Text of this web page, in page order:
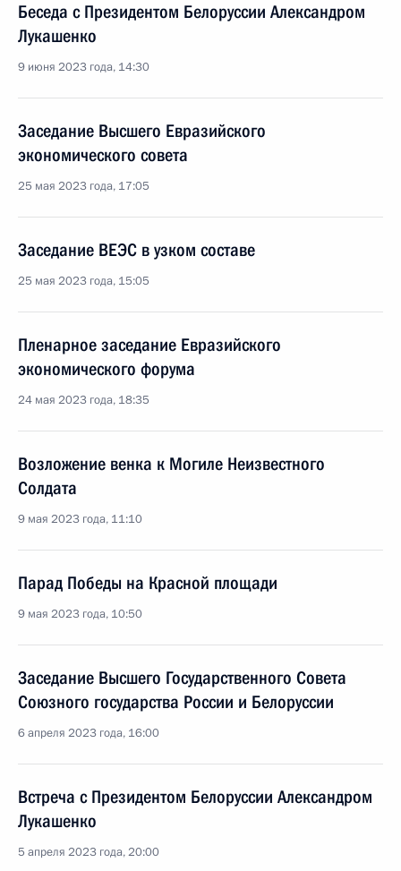
Беседа с Президентом Белоруссии Александром
Лукашенко
9 июня 2023 года, 14:30
Заседание Высшего Евразийского
экономического совета
25 мая 2023 года, 17:05
Заседание ВЕЭС в узком составе
25 мая 2023 года, 15:05
Пленарное заседание Евразийского
экономического форума
24 мая 2023 года, 18:35
Возложение венка к Могиле Неизвестного
Солдата
9 мая 2023 года, 11:10
Парад Победы на Красной площади
9 мая 2023 года, 10:50
Заседание Высшего Государственного Совета
Союзного государства России и Белоруссии
6 апреля 2023 года, 16:00
Встреча с Президентом Белоруссии Александром
Лукашенко
5 апреля 2023 года, 20:00